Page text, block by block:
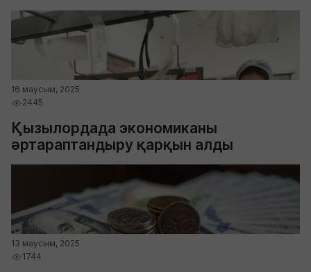
16 маусым, 2025
2445
Қызылордада экономиканы
әртараптандыру қарқын алды
13 маусым, 2025
1744